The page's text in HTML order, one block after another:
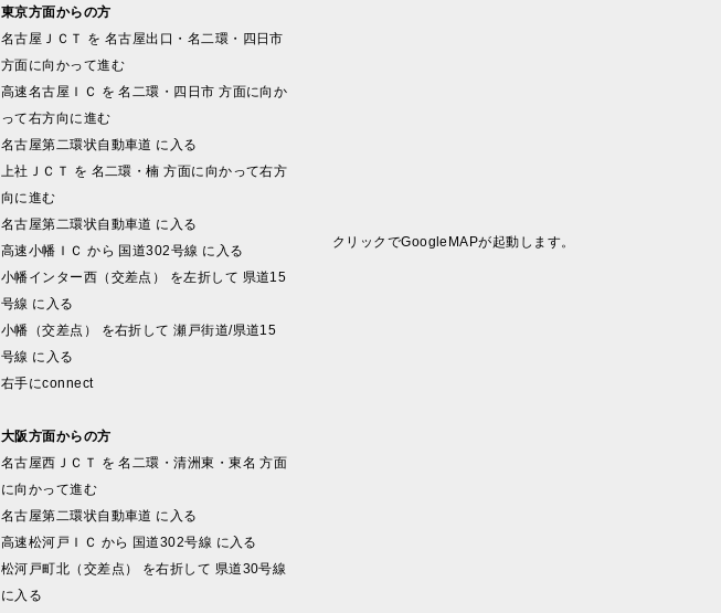
東京方面からの方
名古屋ＪＣＴ を 名古屋出口・名二環・四日市
方面に向かって進む
高速名古屋ＩＣ を 名二環・四日市 方面に向か
って右方向に進む
名古屋第二環状自動車道 に入る
上社ＪＣＴ を 名二環・楠 方面に向かって右方
向に進む
名古屋第二環状自動車道 に入る
高速小幡ＩＣ から 国道302号線 に入る
小幡インター西（交差点） を左折して 県道15
号線 に入る
小幡（交差点） を右折して 瀬戸街道/県道15
号線 に入る
右手にconnect
大阪方面からの方
名古屋西ＪＣＴ を 名二環・清洲東・東名 方面
に向かって進む
名古屋第二環状自動車道 に入る
高速松河戸ＩＣ から 国道302号線 に入る
松河戸町北（交差点） を右折して 県道30号線
に入る
クリックでGoogleMAPが起動します。